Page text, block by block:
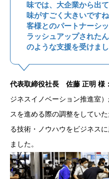
味では、大企業から出
味がすごく大きいです
客様とのパートナーシ
ラッシュアップされた
のような支援を受けま
代表取締役社長 佐藤 正明 様：
ジネスイノベーション推進室
スを進める際の調整をしてい
る技術・ノウハウをビジネス
ました。